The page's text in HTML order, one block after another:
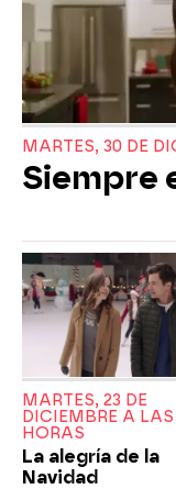
MARTES, 30 DE
Siempre
MARTES, 23 DE
DICIEMBRE A LAS
HORAS
La alegría de la
Navidad